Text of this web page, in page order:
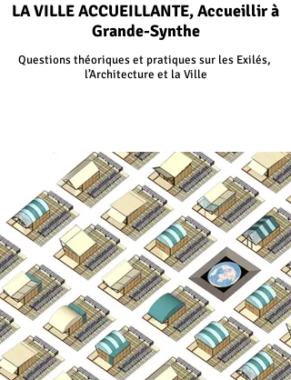
LA VILLE ACCUEILLANTE, Accueillir à
Grande-Synthe
Questions théoriques et pratiques sur les Exilés,
l’Architecture et la Ville